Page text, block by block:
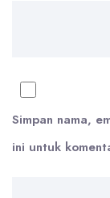
Simpan nama,
ini untuk